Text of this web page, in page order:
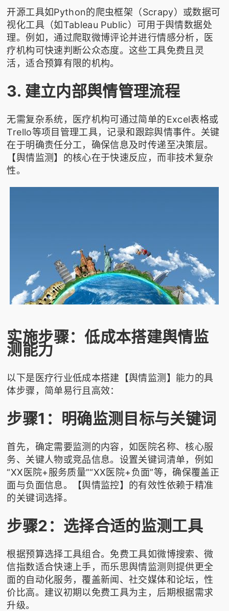
开源工具如Python的爬虫框架（Scrapy）或数据可
视化工具（如Tableau Public）可用于舆情数据处
理。例如，通过爬取微博评论并进行情感分析，医
疗机构可快速判断公众态度。这些工具免费且灵
活，适合预算有限的机构。
3. 建立内部舆情管理流程
无需复杂系统，医疗机构可通过简单的Excel表格或
Trello等项目管理工具，记录和跟踪舆情事件。关键
在于明确责任分工，确保信息及时传递至决策层。
【舆情监测】的核心在于快速反应，而非技术复杂
性。
实施步骤：低成本搭建舆情监
测能力
以下是医疗行业低成本搭建【舆情监测】能力的具
体步骤，简单易行且高效：
步骤1：明确监测目标与关键词
首先，确定需要监测的内容，如医院名称、核心服
务、关键人物或竞品信息。设置关键词清单，例如
“XX医院+服务质量”“XX医院+负面”等，确保覆盖正
面与负面信息。【舆情监控】的有效性依赖于精准
的关键词选择。
步骤2：选择合适的监测工具
根据预算选择工具组合。免费工具如微博搜索、微
信指数适合快速上手，而乐思舆情监测 则提供更全
面的自动化服务，覆盖新闻、社交媒体和论坛，性
价比高。建议初期以免费工具为主，后期根据需求
升级。